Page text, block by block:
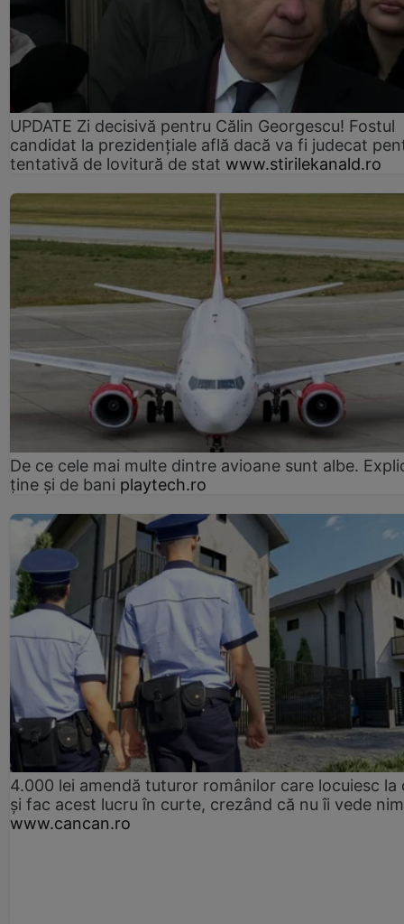
UPDATE Zi decisivă pentru Călin Georgescu! Fostul
candidat la prezidențiale află dacă va fi judecat
tentativă de lovitură de stat www.stirilekanald.ro
De ce cele mai multe dintre avioane sunt albe.
ține și de bani playtech.ro
4.000 lei amendă tuturor românilor care locuiesc la
și fac acest lucru în curte, crezând că nu îi vede
www.cancan.ro